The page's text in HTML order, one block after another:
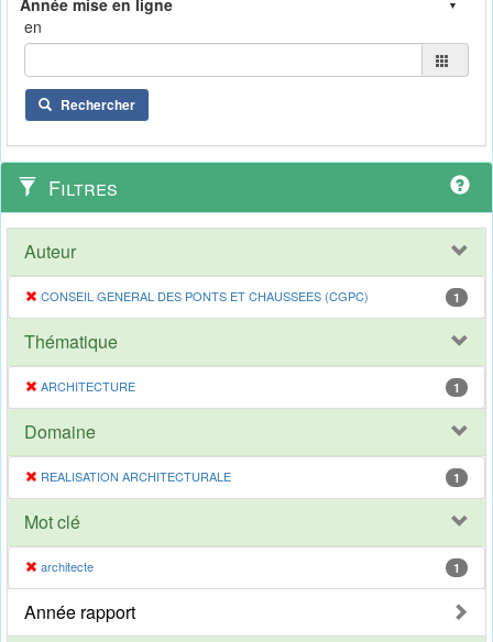
en
Rechercher
Filtres
Auteur
CONSEIL GENERAL DES PONTS ET CHAUSSEES (CGPC) 1
Thématique
ARCHITECTURE 1
Domaine
REALISATION ARCHITECTURALE 1
Mot clé
architecte 1
Année rapport